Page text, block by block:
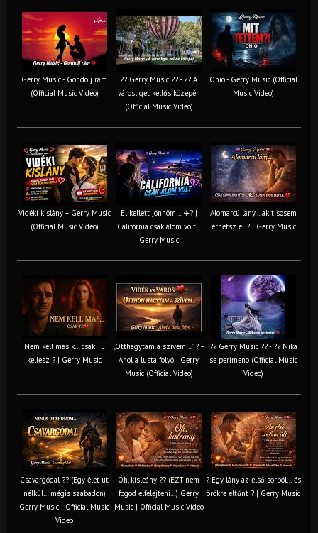
Gerry Music - Gondolj rám
(Official Music Video)
?? Gerry Music ?? - ?? A
városliget kellős közepén
(Official Music Video)
Ohio - Gerry Music (Official
Music Video)
Vidéki kislány – Gerry Music
(Official Music Video)
El kellett jönnöm… ✈️? |
California csak álom volt |
Gerry Music
Álomarcú lány… akit sosem
érhetsz el ? | Gerry Music
Nem kell másik… csak TE
kellesz ? | Gerry Music
„Otthagytam a szívem…” ? –
Ahol a lusta folyó | Gerry
Music (Official Video)
?? Gerry Music ?? - ?? Nika
se perimeno (Official Music
Video)
Csavargódal ?? (Egy élet út
nélkül… mégis szabadon)
Gerry Music | Official Music
Video
Óh, kisleány ?? (EZT nem
fogod elfelejteni…) Gerry
Music | Official Music Video
? Egy lány az első sorból… és
örökre eltűnt ? | Gerry Music